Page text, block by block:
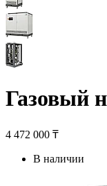
Газовый
4 472 000 ₸
В наличии